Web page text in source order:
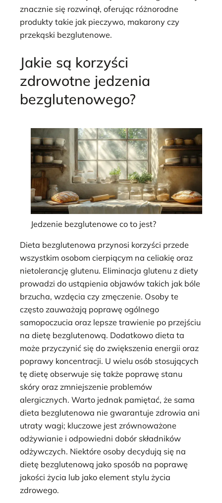
znacznie się rozwinął, oferując różnorodne
produkty takie jak pieczywo, makarony czy
przekąski bezglutenowe.
Jakie są korzyści
zdrowotne jedzenia
bezglutenowego?
Jedzenie bezglutenowe co to jest?
Dieta bezglutenowa przynosi korzyści przede
wszystkim osobom cierpiącym na celiakię oraz
nietolerancję glutenu. Eliminacja glutenu z diety
prowadzi do ustąpienia objawów takich jak bóle
brzucha, wzdęcia czy zmęczenie. Osoby te
często zauważają poprawę ogólnego
samopoczucia oraz lepsze trawienie po przejściu
na dietę bezglutenową. Dodatkowo dieta ta
może przyczynić się do zwiększenia energii oraz
poprawy koncentracji. U wielu osób stosujących
tę dietę obserwuje się także poprawę stanu
skóry oraz zmniejszenie problemów
alergicznych. Warto jednak pamiętać, że sama
dieta bezglutenowa nie gwarantuje zdrowia ani
utraty wagi; kluczowe jest zrównoważone
odżywianie i odpowiedni dobór składników
odżywczych. Niektóre osoby decydują się na
dietę bezglutenową jako sposób na poprawę
jakości życia lub jako element stylu życia
zdrowego.